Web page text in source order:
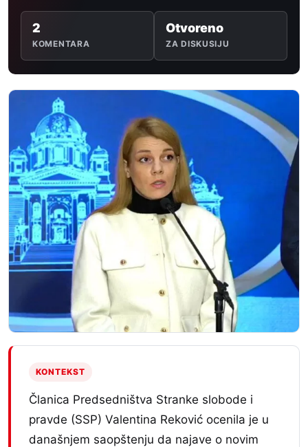
2
KOMENTARA
Otvoreno
ZA DISKUSIJU
KONTEKST
Članica Predsedništva Stranke slobode i
pravde (SSP) Valentina Reković ocenila je u
današnjem saopštenju da najave o novim